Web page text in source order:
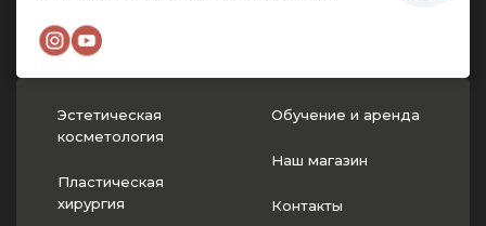
Эстетическая
косметология
Пластическая
хирургия
Обучение и аренда
Наш магазин
Контакты